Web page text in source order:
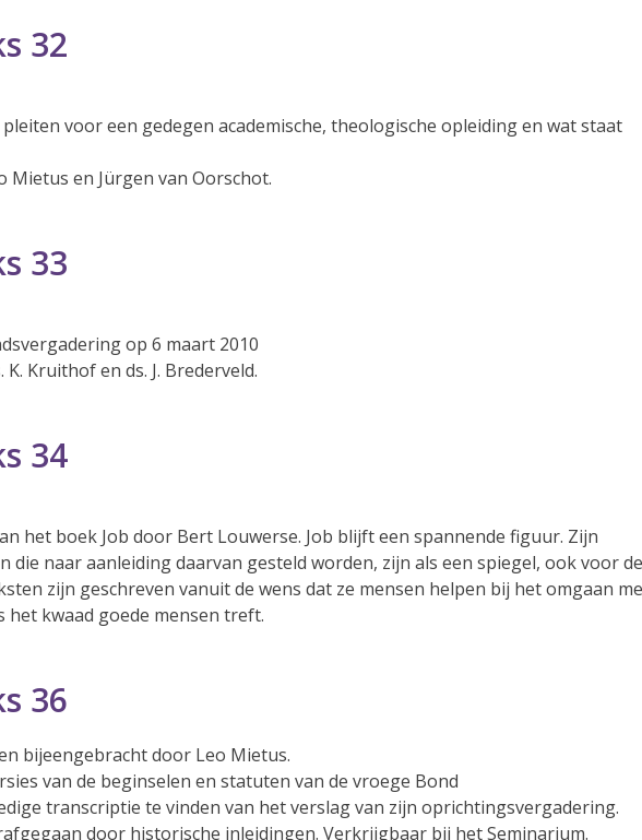
32
voor een gedegen academische, theologische opleiding en wat staat
Mietus en Jürgen van Oorschot.
33
op 6 maart 2010
Kruithof en ds. J. Brederveld.
34
het boek Job door Bert Louwerse. Job blijft een spannende figuur. Zijn
die naar aanleiding daarvan gesteld worden, zijn als een spiegel, ook voor de
zijn geschreven vanuit de wens dat ze mensen helpen bij het omgaan
kwaad goede mensen treft.
36
bijeengebracht door Leo Mietus.
van de beginselen en statuten van de vroege Bond
transcriptie te vinden van het verslag van zijn oprichtingsvergadering.
door historische inleidingen. Verkrijgbaar bij het Seminarium.